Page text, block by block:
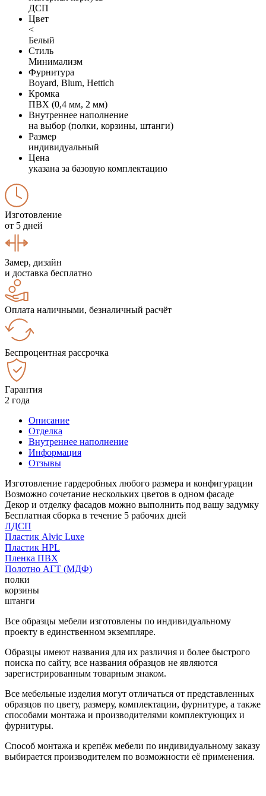
ДСП
Цвет
<
Белый
Стиль
Минимализм
Фурнитура
Boyard, Blum, Hettich
Кромка
ПВХ (0,4 мм, 2 мм)
Внутреннее наполнение
на выбор (полки, корзины, штанги)
Размер
индивидуальный
Цена
указана за базовую комплектацию
Изготовление
от 5 дней
Замер, дизайн
и доставка бесплатно
Оплата наличными, безналичный расчёт
Беспроцентная рассрочка
Гарантия
2 года
Описание
Отделка
Внутреннее наполнение
Информация
Отзывы
Изготовление гардеробных любого размера и конфигурации
Возможно сочетание нескольких цветов в одном фасаде
Декор и отделку фасадов можно выполнить под вашу задумку
Бесплатная сборка в течение 5 рабочих дней
ЛДСП
Пластик Alvic Luxe
Пластик HPL
Пленка ПВХ
Полотно АГТ (МДФ)
полки
корзины
штанги
Все образцы мебели изготовлены по индивидуальному
проекту в единственном экземпляре.
Образцы имеют названия для их различия и более быстрого
поиска по сайту, все названия образцов не являются
зарегистрированным товарным знаком.
Все мебельные изделия могут отличаться от представленных
образцов по цвету, размеру, комплектации, фурнитуре, а также
способами монтажа и производителями комплектующих и
фурнитуры.
Способ монтажа и крепёж мебели по индивидуальному заказу
выбирается производителем по возможности её применения.